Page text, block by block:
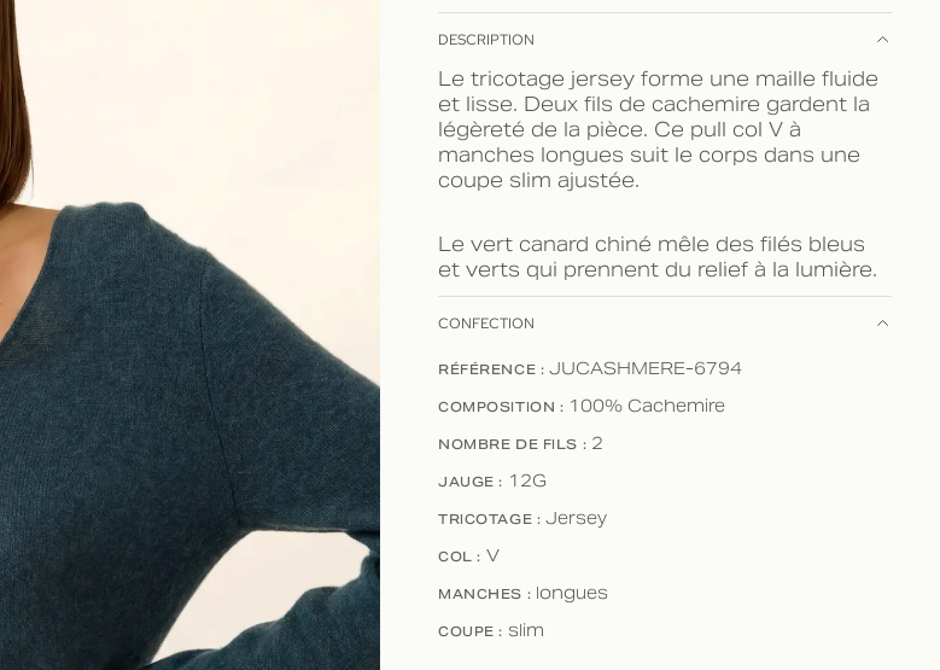
DESCRIPTION
Le tricotage jersey forme une maille fluide
et lisse. Deux fils de cachemire gardent la
légèreté de la pièce. Ce pull col V à
manches longues suit le corps dans une
coupe slim ajustée.
Le vert canard chiné mêle des filés bleus
et verts qui prennent du relief à la lumière.
CONFECTION
RÉFÉRENCE : JUCASHMERE-6794
COMPOSITION : 100% Cachemire
NOMBRE DE FILS : 2
JAUGE : 12G
TRICOTAGE : Jersey
COL : V
MANCHES : longues
COUPE : slim